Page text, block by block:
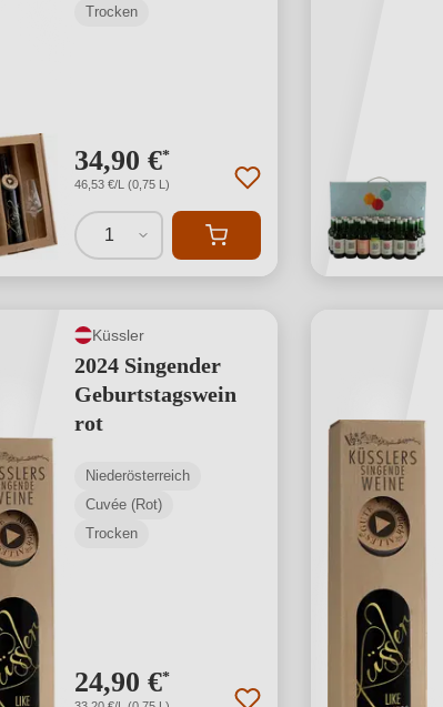
Trocken
34,90 €*
46,53 €/L (0,75 L)
1
Küssler
2024 Singender
Geburtstagswein
rot
Niederösterreich
Cuvée (Rot)
Trocken
24,90 €*